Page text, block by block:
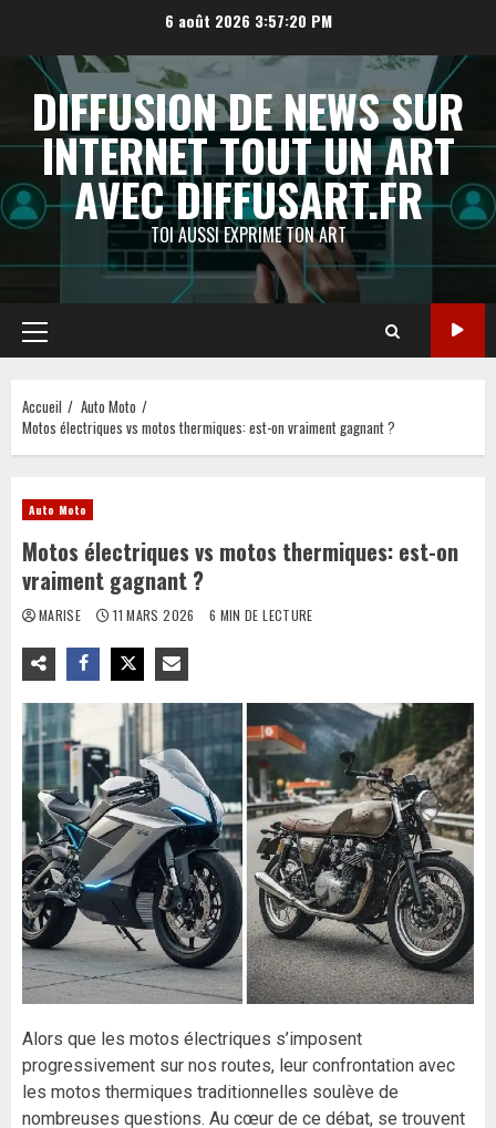
contenu
6 août 2026 3:57:21 PM
DIFFUSION DE NEWS SUR
INTERNET TOUT UN ART
AVEC DIFFUSART.FR
TOI AUSSI EXPRIME TON ART
Menu
principal
Accueil
Auto Moto
Motos électriques vs motos thermiques: est-on vraiment gagnant ?
Auto Moto
Motos électriques vs motos thermiques: est-on
vraiment gagnant ?
MARISE 11 MARS 2026 6 MIN DE LECTURE
Alors que les motos électriques s’imposent
progressivement sur nos routes, leur confrontation avec
les motos thermiques traditionnelles soulève de
nombreuses questions. Au cœur de ce débat, se trouvent